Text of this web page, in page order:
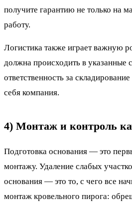
получите гарантию не только на
работу.
Логистика также играет важную
должна происходить в указанные
ответственность за
себя компания.
4) Монтаж и контроль
Подготовка основания — это
монтажу. Удаление слабых
основания — это то, с чего все
монтаж кровельного пирога: